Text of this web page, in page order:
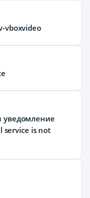
vboxvideo
уведомление
service is not